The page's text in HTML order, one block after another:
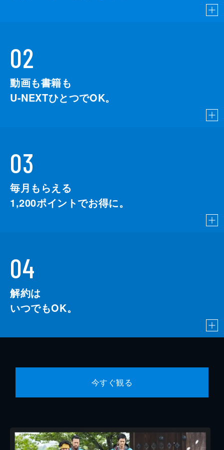
02
動画も書籍も
U-NEXTひとつでOK。
03
毎月もらえる
1,200ポイントでお得に。
04
解約は
いつでもOK。
今すぐ観る